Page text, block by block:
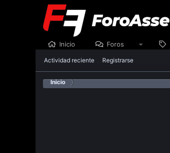
Inicio Foros
Actividad reciente Registrarse
Inicio